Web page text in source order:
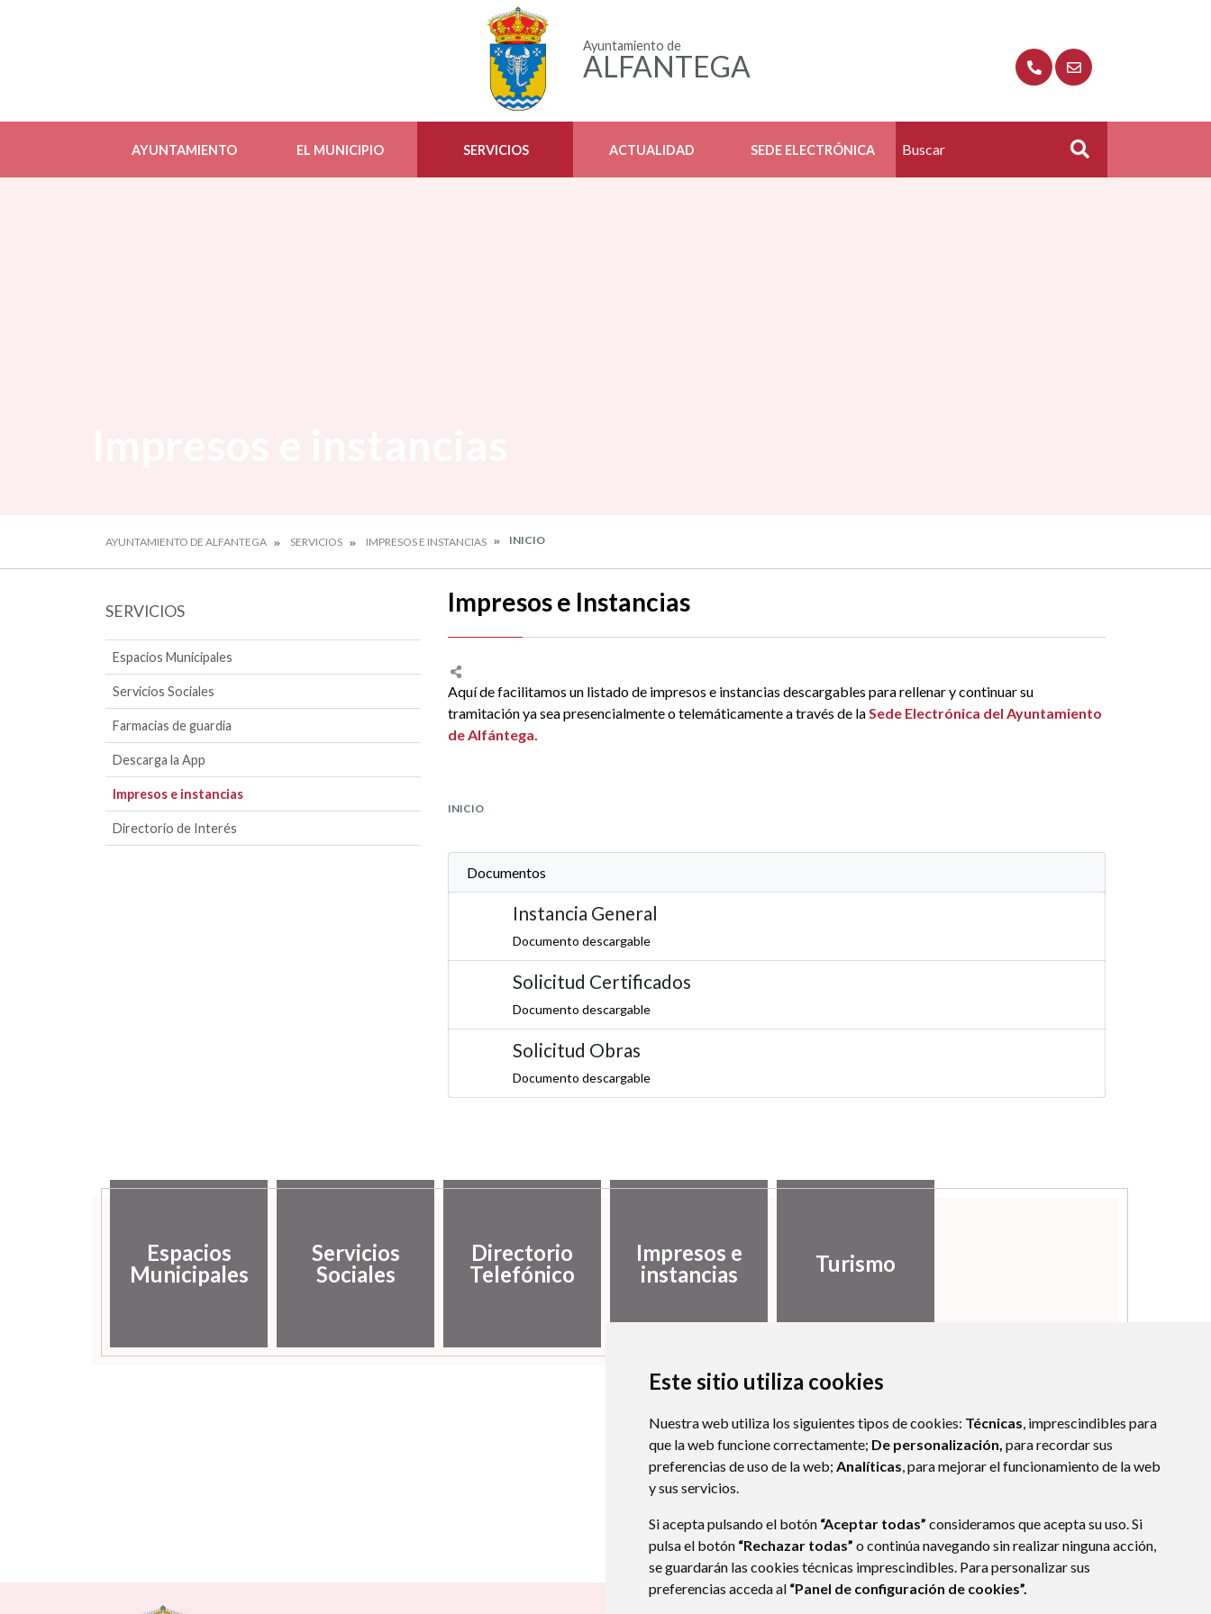
Este sitio utiliza cookies
Nuestra web utiliza los siguientes tipos de cookies: Técnicas, imprescindibles para
que la web funcione correctamente; De personalización, para recordar sus
preferencias de uso de la web; Analíticas, para mejorar el funcionamiento de la web
y sus servicios.
Si acepta pulsando el botón “Aceptar todas” consideramos que acepta su uso. Si
pulsa el botón “Rechazar todas” o continúa navegando sin realizar ninguna acción,
se guardarán las cookies técnicas imprescindibles. Para personalizar sus
preferencias acceda al “Panel de configuración de cookies”.
Ayuntamiento de
ALFANTEGA
AYUNTAMIENTO EL MUNICIPIO SERVICIOS ACTUALIDAD SEDE ELECTRÓNICA Buscar
AYUNTAMIENTO DE ALFANTEGA SERVICIOS IMPRESOS E INSTANCIAS INICIO
SERVICIOS
Espacios Municipales
Servicios Sociales
Farmacias de guardia
Descarga la App
Impresos e instancias
Directorio de Interés
Impresos e Instancias
Aquí de facilitamos un listado de impresos e instancias descargables para rellenar y continuar su
tramitación ya sea presencialmente o telemáticamente a través de laSede Electrónica del Ayuntamiento
de Alfántega.
INICIO
Documentos
Instancia General
Documento descargable
Solicitud Certificados
Documento descargable
Solicitud Obras
Documento descargable
Espacios
Municipales
Servicios
Sociales
Directorio
Telefónico
Impresos e
instancias
Turismo